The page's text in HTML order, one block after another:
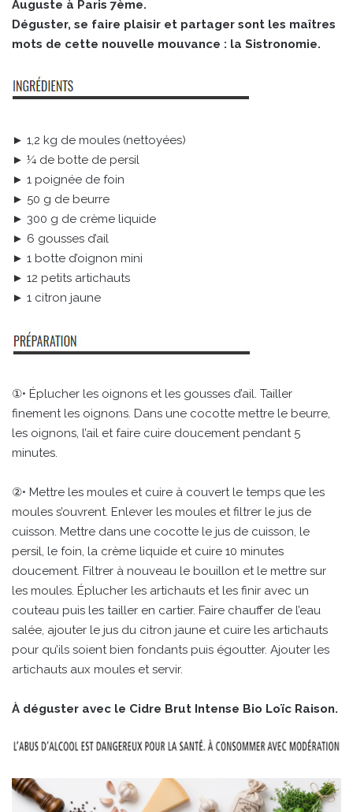
Auguste à Paris 7ème.
Déguster, se faire plaisir et partager sont les maîtres
mots de cette nouvelle mouvance : la Sistronomie.
► 1,2 kg de moules (nettoyées)
► ¼ de botte de persil
► 1 poignée de foin
► 50 g de beurre
► 300 g de crème liquide
► 6 gousses d’ail
► 1 botte d’oignon mini
► 12 petits artichauts
► 1 citron jaune
①• Éplucher les oignons et les gousses d’ail. Tailler
finement les oignons. Dans une cocotte mettre le beurre,
les oignons, l’ail et faire cuire doucement pendant 5
minutes.
②• Mettre les moules et cuire à couvert le temps que les
moules s’ouvrent. Enlever les moules et filtrer le jus de
cuisson. Mettre dans une cocotte le jus de cuisson, le
persil, le foin, la crème liquide et cuire 10 minutes
doucement. Filtrer à nouveau le bouillon et le mettre sur
les moules. Éplucher les artichauts et les finir avec un
couteau puis les tailler en cartier. Faire chauffer de l’eau
salée, ajouter le jus du citron jaune et cuire les artichauts
pour qu’ils soient bien fondants puis égoutter. Ajouter les
artichauts aux moules et servir.
À déguster avec le Cidre Brut Intense Bio Loïc Raison.